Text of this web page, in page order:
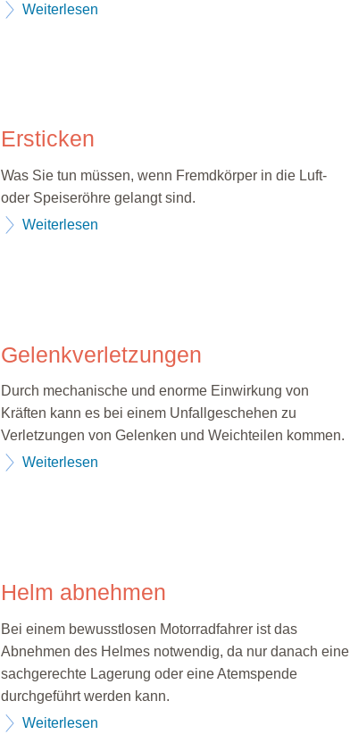
Weiterlesen
Ersticken
Was Sie tun müssen, wenn Fremdkörper in die Luft-
oder Speiseröhre gelangt sind.
Weiterlesen
Gelenkverletzungen
Durch mechanische und enorme Einwirkung von
Kräften kann es bei einem Unfallgeschehen zu
Verletzungen von Gelenken und Weichteilen kommen.
Weiterlesen
Helm abnehmen
Bei einem bewusstlosen Motorradfahrer ist das
Abnehmen des Helmes notwendig, da nur danach eine
sachgerechte Lagerung oder eine Atemspende
durchgeführt werden kann.
Weiterlesen